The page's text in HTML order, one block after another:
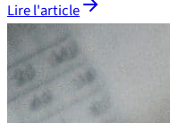
Lire l'article